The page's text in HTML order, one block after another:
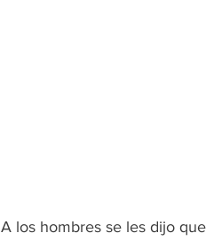
A los hombres se les dijo